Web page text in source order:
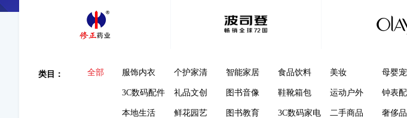
类目： 全部 服饰内衣 个护家清 智能家居 食品饮料 美妆 母婴
3C数码配件 礼品文创 图书音像 鞋靴箱包 运动户外 钟表
本地生活 鲜花园艺 图书教育 3C数码家电 二手商品 奢侈品